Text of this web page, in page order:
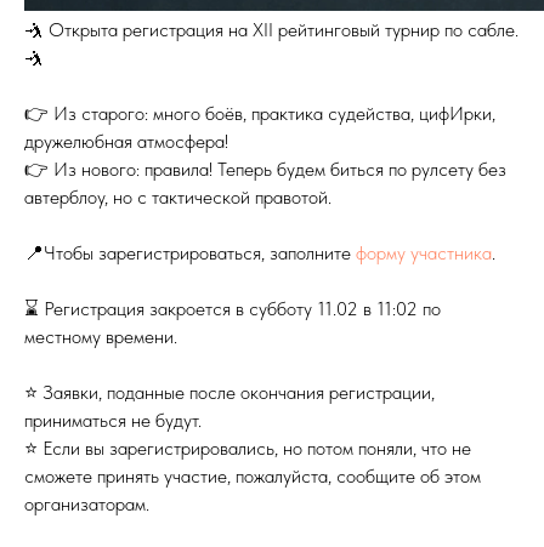
🤺 Открыта регистрация на XII рейтинговый турнир по сабле.
🤺
👉 Из старого: много боёв, практика судейства, цифИрки,
дружелюбная атмосфера!
👉 Из нового: правила! Теперь будем биться по рулсету без
автерблоу, но с тактической правотой.
📍Чтобы зарегистрироваться, заполните форму участника.
⌛ Регистрация закроется в субботу 11.02 в 11:02 по
местному времени.
⭐ Заявки, поданные после окончания регистрации,
приниматься не будут.
⭐ Если вы зарегистрировались, но потом поняли, что не
сможете принять участие, пожалуйста, сообщите об этом
организаторам.